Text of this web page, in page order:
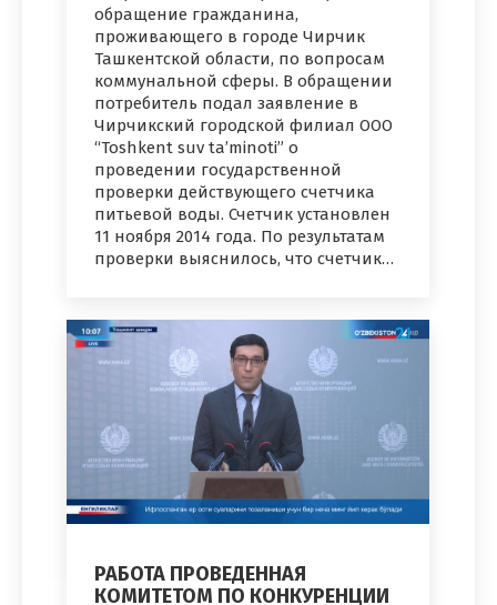
обращение гражданина,
проживающего в городе Чирчик
Ташкентской области, по вопросам
коммунальной сферы. В обращении
потребитель подал заявление в
Чирчикский городской филиал ООО
“Toshkent suv ta’minoti” о
проведении государственной
проверки действующего счетчика
питьевой воды. Счетчик установлен
11 ноября 2014 года. По результатам
проверки выяснилось, что счетчик…
РАБОТА ПРОВЕДЕННАЯ
КОМИТЕТОМ ПО КОНКУРЕНЦИИ